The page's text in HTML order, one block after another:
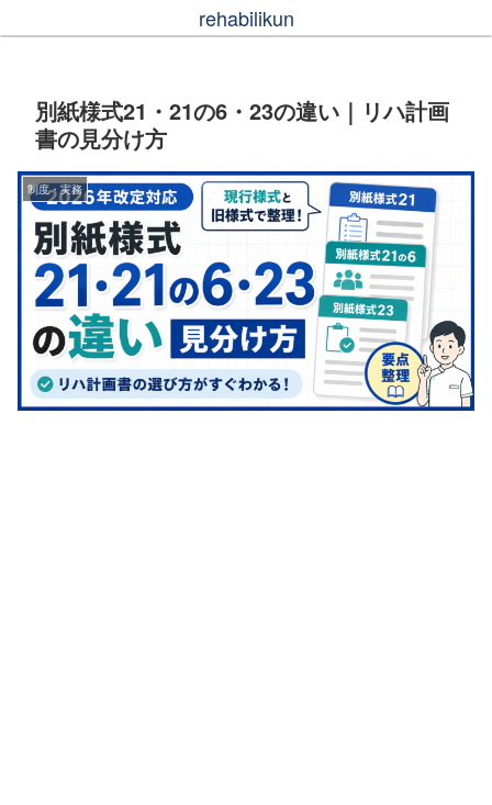
rehabilikun
別紙様式21・21の6・23の違い｜リハ計画
書の見分け方
制度・実務